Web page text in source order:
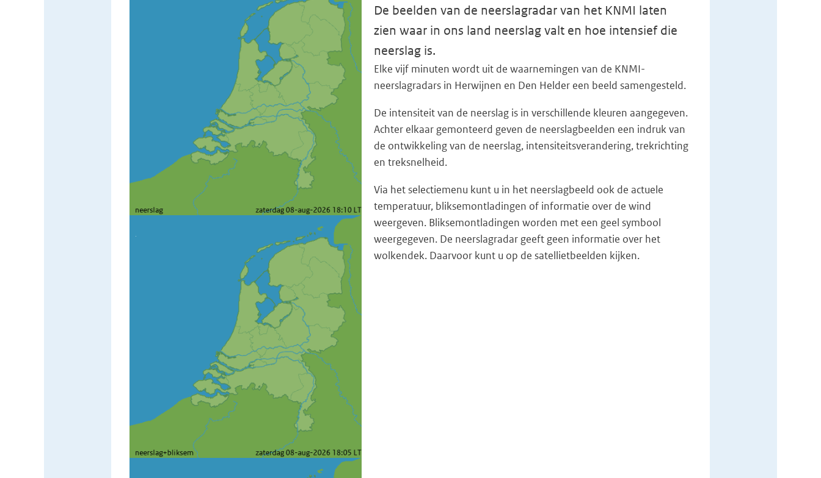
De beelden van de neerslagradar van het KNMI laten
zien waar in ons land neerslag valt en hoe intensief die
neerslag is.
Elke vijf minuten wordt uit de waarnemingen van de KNMI-
neerslagradars in Herwijnen en Den Helder een beeld samengesteld.
De intensiteit van de neerslag is in verschillende kleuren aangegeven.
Achter elkaar gemonteerd geven de neerslagbeelden een indruk van
de ontwikkeling van de neerslag, intensiteitsverandering, trekrichting
en treksnelheid.
Via het selectiemenu kunt u in het neerslagbeeld ook de actuele
temperatuur, bliksemontladingen of informatie over de wind
weergeven. Bliksemontladingen worden met een geel symbool
weergegeven. De neerslagradar geeft geen informatie over het
wolkendek. Daarvoor kunt u op de satellietbeelden kijken.